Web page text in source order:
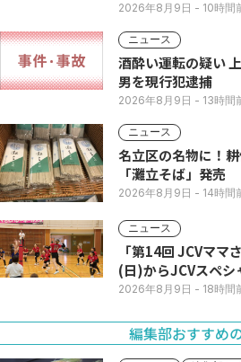
2026年8月9日 - 10時間
ニュース
酒酔い運転の疑い
男を現行犯逮捕
2026年8月9日 - 13時間
ニュース
名立区の名物に！
「灘立そば」発売
2026年8月9日 - 14時間
ニュース
「第14回 JCVママ
(日)からJCVスペシ
2026年8月9日 - 18時間
編集部おすすめ